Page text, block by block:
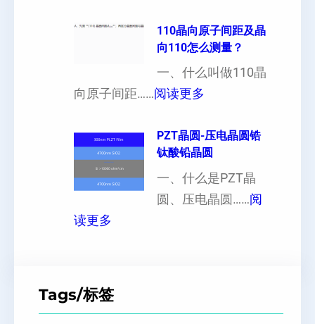
以
定
超
薄
硅
性
对
硬
度
影
响
晶
硅
片
白
或
者
110晶向原子间距及晶
向110怎么测量？
一、什么叫做110晶
向原子间距……阅读更多
1
0
晶
向
PZT晶圆-压电晶圆锆
钛酸铅晶圆
一、什么是PZT晶
圆、压电晶圆……阅
读更多
晶
Tags/标签